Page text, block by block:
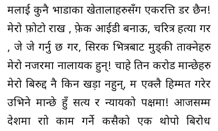
मलाई कुनै भाडाका खेतालाहरुसँग एकरत्ति डर छैन!
मेरो फ़ोटो राख , फ़ेक आईडी बनाऊ, चरित्र हत्या गर
, जे जे गर्नु छ गर, सिरक भित्रबाट मुड्की ताक्नेहरु
मेरो नजरमा नालायक हुन्! चाहे तिन करोड मान्छेहरु
मेरो बिरुद्द नै किन खड़ा नहुन्, म एक्लै हिम्मत गरेर
उभिने मान्छे हुँ सत्य र न्यायको पक्षमा! आजसम्म
देशमा राम्रो काम गर्ने कसैको एक थोपो बिरोध